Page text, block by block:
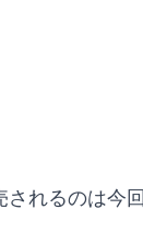
れるのは今